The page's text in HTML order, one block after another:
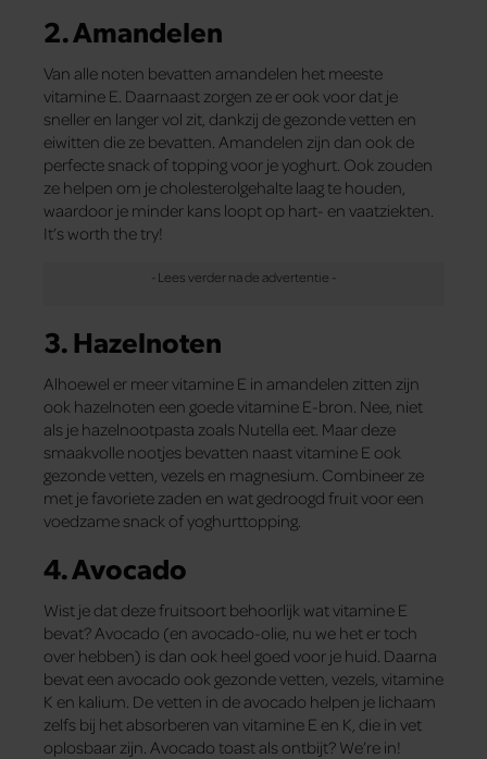
2. Amandelen
Van alle noten bevatten amandelen het meeste
vitamine E. Daarnaast zorgen ze er ook voor dat je
sneller en langer vol zit, dankzij de gezonde vetten en
eiwitten die ze bevatten. Amandelen zijn dan ook de
perfecte snack of topping voor je yoghurt. Ook zouden
ze helpen om je cholesterolgehalte laag te houden,
waardoor je minder kans loopt op hart- en vaatziekten.
It’s worth the try!
3. Hazelnoten
Alhoewel er meer vitamine E in amandelen zitten zijn
ook hazelnoten een goede vitamine E-bron. Nee, niet
als je hazelnootpasta zoals Nutella eet. Maar deze
smaakvolle nootjes bevatten naast vitamine E ook
gezonde vetten, vezels en magnesium. Combineer ze
met je favoriete zaden en wat gedroogd fruit voor een
voedzame snack of yoghurttopping.
4. Avocado
Wist je dat deze fruitsoort behoorlijk wat vitamine E
bevat? Avocado (en avocado-olie, nu we het er toch
over hebben) is dan ook heel goed voor je huid. Daarna
bevat een avocado ook gezonde vetten, vezels, vitamine
K en kalium. De vetten in de avocado helpen je lichaam
zelfs bij het absorberen van vitamine E en K, die in vet
oplosbaar zijn. Avocado toast als ontbijt? We’re in!